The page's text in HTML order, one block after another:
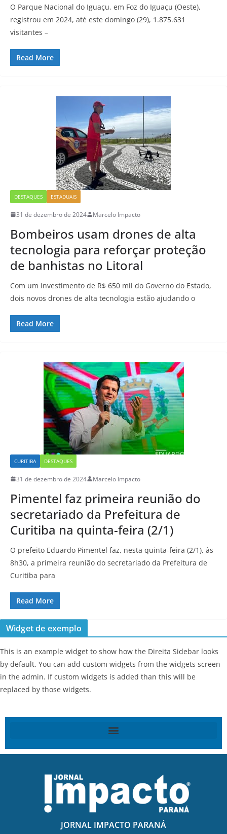
O Parque Nacional do Iguaçu, em Foz do Iguaçu (Oeste),
registrou em 2024, até este domingo (29), 1.875.631
visitantes –
Read More
DESTAQUES ESTADUAIS
31 de dezembro de 2024 Marcelo Impacto
Bombeiros usam drones de alta
tecnologia para reforçar proteção
de banhistas no Litoral
Com um investimento de R$ 650 mil do Governo do Estado,
dois novos drones de alta tecnologia estão ajudando o
Read More
CURITIBA DESTAQUES
31 de dezembro de 2024 Marcelo Impacto
Pimentel faz primeira reunião do
secretariado da Prefeitura de
Curitiba na quinta-feira (2/1)
O prefeito Eduardo Pimentel faz, nesta quinta-feira (2/1), às
8h30, a primeira reunião do secretariado da Prefeitura de
Curitiba para
Read More
Widget de exemplo
This is an example widget to show how the Direita Sidebar looks
by default. You can add custom widgets from the widgets screen
in the admin. If custom widgets is added than this will be
replaced by those widgets.
JORNAL IMPACTO PARANÁ